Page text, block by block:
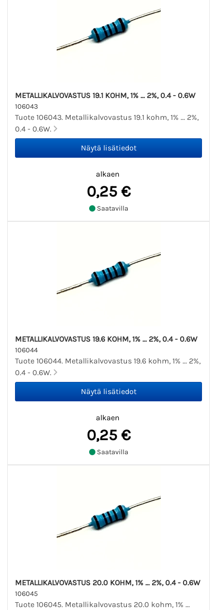
METALLIKALVOVASTUS 19.1 KOHM, 1% ... 2%, 0.4 - 0.6W
106043
Tuote 106043. Metallikalvovastus 19.1 kohm, 1% ... 2%,
0.4 - 0.6W.
alkaen
0,25 €
Saatavilla
METALLIKALVOVASTUS 19.6 KOHM, 1% ... 2%, 0.4 - 0.6W
106044
Tuote 106044. Metallikalvovastus 19.6 kohm, 1% ... 2%,
0.4 - 0.6W.
alkaen
0,25 €
Saatavilla
METALLIKALVOVASTUS 20.0 KOHM, 1% ... 2%, 0.4 - 0.6W
106045
Tuote 106045. Metallikalvovastus 20.0 kohm, 1% ...